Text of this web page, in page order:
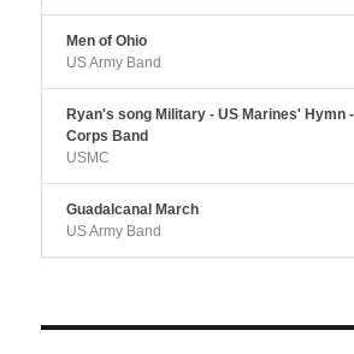
Men of Ohio
US Army Band
Ryan's song Military - US Marines' Hymn
Corps Band
USMC
Guadalcanal March
US Army Band